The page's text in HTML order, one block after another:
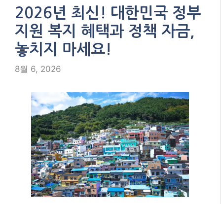
2026년 최신! 대한민국 정부
지원 복지 혜택과 정책 자금,
놓치지 마세요!
8월 6, 2026